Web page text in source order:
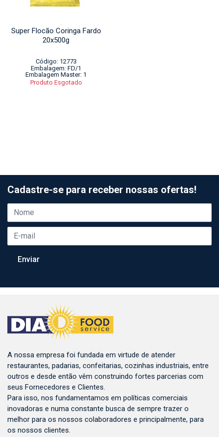
Super Flocão Coringa Fardo
20x500g
Código: 12773
Embalagem: FD/1
Embalagem Master: 1
Produto Esgotado
Cadastre-se para receber nossas ofertas!
A nossa empresa foi fundada em virtude de atender
restaurantes, padarias, confeitarias, cozinhas industriais, entre
outros e desde então vêm construindo fortes parcerias com
seus Fornecedores e Clientes.
Para isso, nos fundamentamos em políticas comerciais
inovadoras e numa constante busca de sempre trazer o
melhor para os nossos colaboradores e principalmente, para
os nossos clientes.